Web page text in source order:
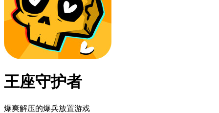
王座守护者
爆爽解压的爆兵放置游戏